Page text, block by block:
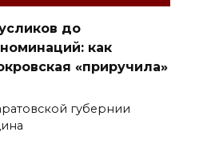
до
как
«приручила»
губернии